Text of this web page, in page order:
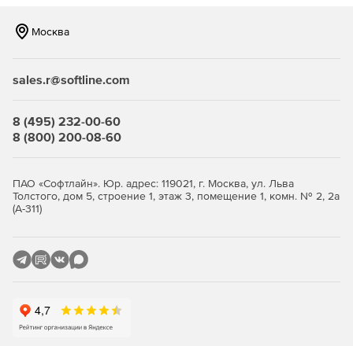
Автоматическая генерация нагрузки в реальном
увеличение емкости файлов в BIMcloud. Технология
для точного анализа жизненного цикла и отчетов об
устойчивом развитии.
Москва
sales.r@softline.com
8 (495) 232-00-60
8 (800) 200-08-60
ПАО «Софтлайн». Юр. адрес: 119021, г. Москва, ул. Льва
Толстого, дом 5, строение 1, этаж 3, помещение 1, комн. № 2, 2а
(А-311)